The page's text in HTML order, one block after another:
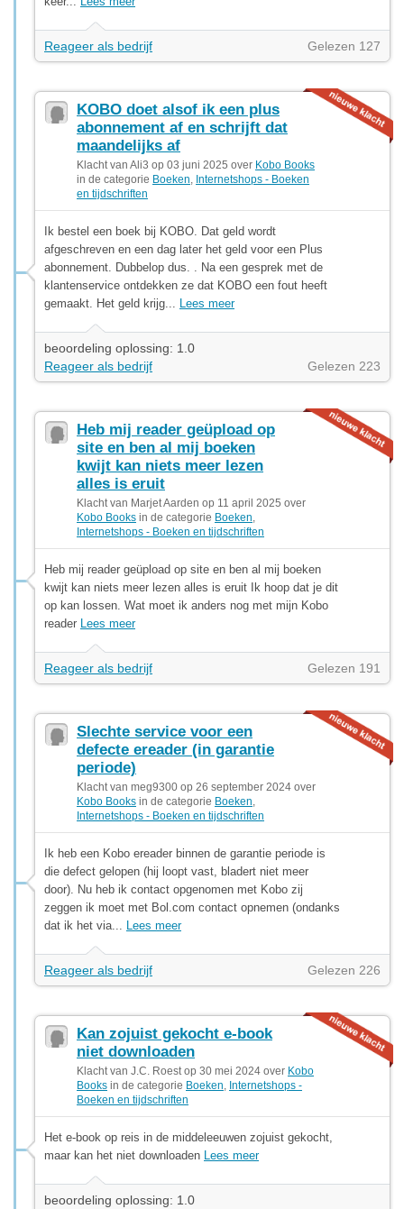
Reageer als bedrijf Gelezen 127
KOBO doet alsof ik een plus
abonnement af en schrijft dat
maandelijks af
Klacht van Ali3 op 03 juni 2025 over Kobo Books
in de categorie Boeken Internetshops - Boeken
en tijdschriften
Ik bestel een boek bij KOBO. Dat geld wordt
afgeschreven en een dag later het geld voor een Plus
abonnement. Dubbelop dus. . Na een gesprek met de
klantenservice ontdekken ze dat KOBO een fout heeft
gemaakt. Het geld krijg... Lees meer
beoordeling oplossing: 1.0
Reageer als bedrijf
Gelezen 223
Heb mij reader geüpload op
site en ben al mij boeken
kwijt kan niets meer lezen
alles is eruit
Klacht van Marjet Aarden op 11 april 2025 over
Kobo Books in de categorie Boeken
Internetshops - Boeken en tijdschriften
Heb mij reader geüpload op site en ben al mij boeken
kwijt kan niets meer lezen alles is eruit Ik hoop dat je dit
op kan lossen. Wat moet ik anders nog met mijn Kobo
reader Lees meer
Reageer als bedrijf Gelezen 191
Slechte service voor een
defecte ereader (in garantie
periode)
Klacht van meg9300 op 26 september 2024 over
Kobo Books in de categorie Boeken
Internetshops - Boeken en tijdschriften
Ik heb een Kobo ereader binnen de garantie periode is
die defect gelopen (hij loopt vast, bladert niet meer
door). Nu heb ik contact opgenomen met Kobo zij
zeggen ik moet met Bol.com contact opnemen (ondanks
dat ik het via... Lees meer
Reageer als bedrijf Gelezen 226
Kan zojuist gekocht e-book
niet downloaden
Klacht van J.C. Roest op 30 mei 2024 over Kobo
Books in de categorie Boeken Internetshops -
Boeken en tijdschriften
Het e-book op reis in de middeleeuwen zojuist gekocht,
maar kan het niet downloaden Lees meer
beoordeling oplossing: 1.0